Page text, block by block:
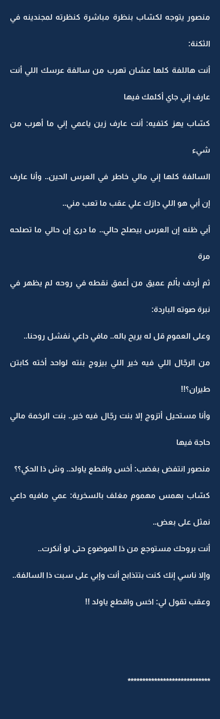
منصور يتوجه لكسّاب بنظرة مباشرة كنظرته لمجندينه في
الثكنة:
أنت هاللفة كلها عشان تهرب من سالفة عرسك اللي أنت
عارف إني جاي أكلمك فيها
كسّاب يهز كتفيه: أنت عارف زين ياعمي إني ما أهرب من
شيء
السالفة كلها إني مالي خاطر في العرس الحين.. وأنا عارف
إن أبي هو اللي دازك علي عقب ما تعب مني..
أبي ظنه إن العرس بيصلح حالي.. ما درى إن حالي ما تصلحه
مرة
ثم أردف بألم عميق من أعمق نقطه في روحه لم يظهر في
نبرة صوته الباردة:
وعلى العموم قل له يريح باله.. مافي داعي نفشل روحنا..
من الرجّال اللي فيه خير اللي بيزوج بنته لواحد أخته كابتن
طيران؟!!
وأنا مستحيل أتزوج إلا بنت رجّال فيه خير.. بنت الرخمة مالي
حاجة فيها
منصور انتفض بغضب: أخس واقطع ياولد.. وش ذا الحكي؟؟
كسّاب بهمس مهموم مغلف بالسخرية: عمي مافيه داعي
نمثل على بعض..
أنت بروحك مستوجع من ذا الموضوع حتى لو أنكرت..
وإلا ناسي إنك كنت بتتذابح أنت وإبي على سبت ذا السالفة..
وعقب تقول لي: اخس واقطع ياولد !!
****************************